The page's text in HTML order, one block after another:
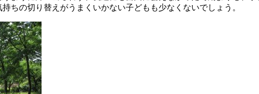
ちの切り替えがうまくいかない子どもも少なくないでしょう。